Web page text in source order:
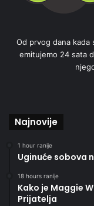
Od prvog dana kada
emitujemo 24 sata
Najnovije
1 hour ranije
Uginuće sobova
18 hours ranije
Kako je Maggie
Prijatelja